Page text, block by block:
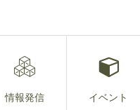
情報発信 イベント